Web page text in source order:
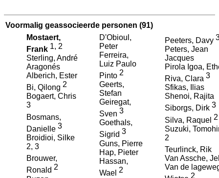
Voormalig geassocieerde personen (91)
Mostaert,
Frank 1, 2
Sterling, André
Aragonés
Alberich, Ester
Bi, Qilong 2
Bogaert, Chris
3
Bosmans,
Danielle 3
Broidioi, Silke
2, 3
Brouwer,
Ronald 2
D'Obioul,
Peter
Ferreira,
Luiz Paulo
Pinto 2
Geerts,
Stefan
Geiregat,
Sven 3
Goethals,
Sigrid 3
Guns, Pierre
Hap, Pieter
Hassan,
Wael 2
Peeters, Davy
Peters, Jean
Jacques
Pirola Igoa,
Riva, Clara 3
Sfikas, Ilias
Shenoi, Rajita
Siborgs, Dirk 3
Silva, Raquel 2
Suzuki,
2
Teurlinck, Rik
Van Assche,
Van de
2